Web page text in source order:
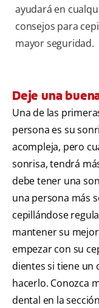
ayudará en
consejos para
mayor seguridad.
Deje una
Una de las
persona es su
acompleja, pero
sonrisa, tendrá
debe tener una
una persona más
cepillándose
mantener su
empezar con su
dientes si tiene un
hacerlo. Conozca
dental en la